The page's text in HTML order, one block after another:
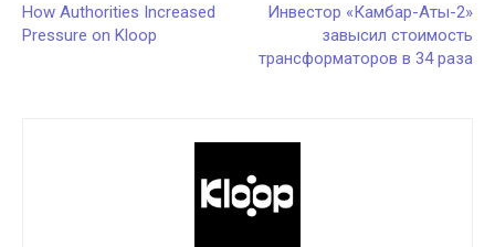
How Authorities Increased
Pressure on Kloop
Инвестор «Камбар-Аты-2»
завысил стоимость
трансформаторов в 34 раза